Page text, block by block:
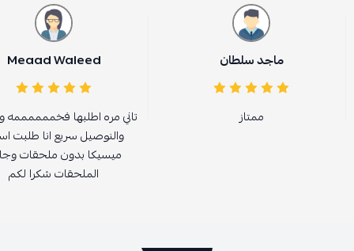
ماجد سلطان
ممتاز
Meaad Waleed
تاني مره اطلبها فخممممممه
والنوصيل سريع انا طلبت
ميسيكا بدون ملحقات
الملحقات شكرا لكم